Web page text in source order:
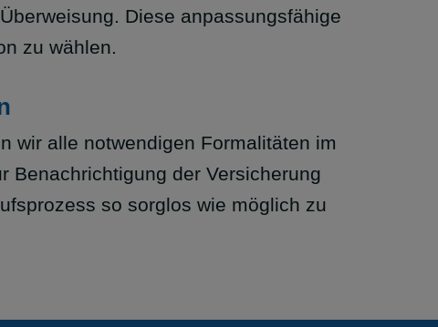
Diese anpassungsfähige
zu wählen.
wir alle notwendigen Formalitäten im
Benachrichtigung der Versicherung
so sorglos wie möglich zu